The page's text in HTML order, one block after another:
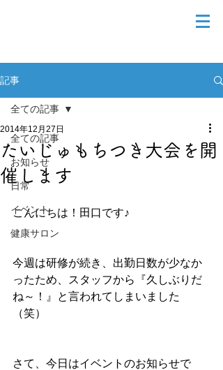
記事
全ての記事
お知らせ
日常
イベント
健康サロン
全ての記事
たいじゅもちつき大会を開
催します
2014年12月27日
こんにちは！田口です♪
今週は研修が続き、出勤日数が少なか
ったため、スタッフから『久しぶりだ
ね～！』と言われてしまいました
（笑）
さて、今日はイベントのお知らせで